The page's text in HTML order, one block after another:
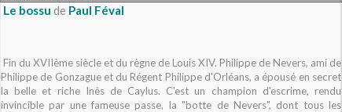
Le bossu de Paul Féval
Fin du XVIIème siècle et du règne de Louis XIV. Philippe de Nevers, ami de
Philippe de Gonzague et du Régent Philippe d'Orléans, a épousé en secret
la belle et riche Inès de Caylus. C'est un champion d'escrime, rendu
invincible par une fameuse passe, la "botte de Nevers", dont tous les